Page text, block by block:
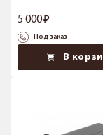
5 000
Под заказ
В